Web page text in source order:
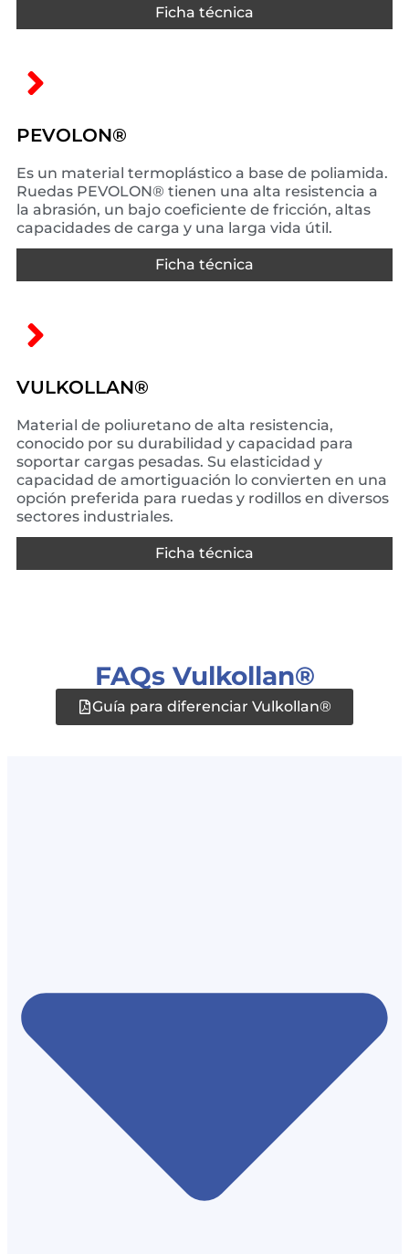
Ficha técnica
PEVOLON®
Es un material termoplástico a base de poliamida.
Ruedas PEVOLON® tienen una alta resistencia a
la abrasión, un bajo coeficiente de fricción, altas
capacidades de carga y una larga vida útil.
Ficha técnica
VULKOLLAN®
Material de poliuretano de alta resistencia,
conocido por su durabilidad y capacidad para
soportar cargas pesadas. Su elasticidad y
capacidad de amortiguación lo convierten en una
opción preferida para ruedas y rodillos en diversos
sectores industriales.
Ficha técnica
FAQs Vulkollan®
Guía para diferenciar Vulkollan®